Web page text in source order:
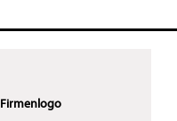
Firmenlogo